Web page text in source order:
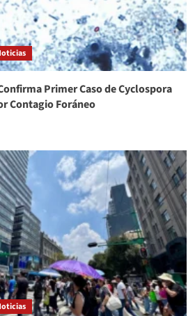
Primer Caso de Cyclospora
Contagio Foráneo